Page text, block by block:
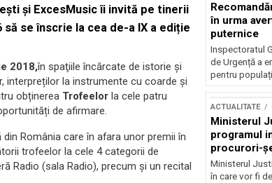
şi ExcesMusicîi invită pe tinerii
să se înscrie la cea de-a IX a ediție
2018,în spaţiile încărcate de istorie şi
interpreților la instrumente cu coarde și
obținerea Trofeelor la cele patru
de afirmare.
România care în afara unor premii în
trofeelor la cele 4 categorii de
Radio (sala Radio), precum şi un recital
în urma
puternice
Inspectoratul
de Urgență a
pentru
ACTUALITATE
Ministerul
programul
procurori-
Ministerul
în care vor fi